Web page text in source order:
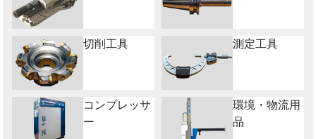
切削工具 測定工具
コンプレッサ
ー
環境・物流用
品